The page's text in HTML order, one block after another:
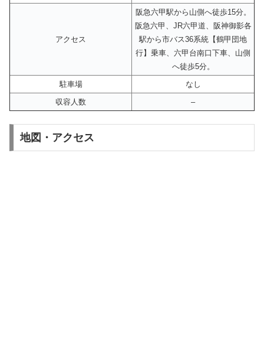
アクセス
阪急六甲駅から山側へ徒歩15分。
阪急六甲、JR六甲道、阪神御影各
駅から市バス36系統【鶴甲団地
行】乗車、六甲台南口下車、山側
へ徒歩5分。
駐車場
なし
収容人数
–
地図・アクセス